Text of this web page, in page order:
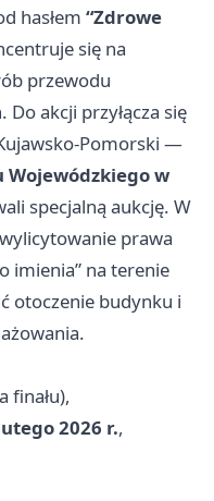
hasłem “Zdrowe
się na
przewodu
akcji przyłącza się
Pomorski —
Wojewódzkiego w
specjalną aukcję. W
prawa
imienia” na terenie
otoczenie budynku i
finału),
2026 r.,